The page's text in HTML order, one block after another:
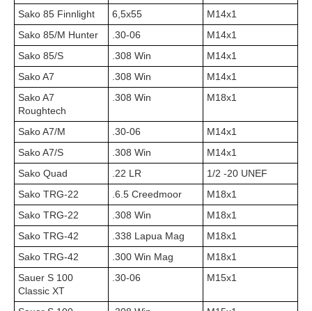
Sako 85 Finnlight 6,5x55
M14x1
Sako 85/M Hunter
.30-06
M14x1
Sako 85/S
.308 Win
M14x1
Sako A7
.308 Win
M14x1
Sako A7
Roughtech
.308 Win М18х1
Sako A7/M .30-06
M14x1
Sako A7/S
.308 Win
M14x1
Sako Quad
.22 LR
1/2 -20 UNEF
Sako TRG-22
.6.5 Creedmoor
M18x1
Sako TRG-22
.308 Win
M18x1
Sako TRG-42
.338 Lapua Mag
M18x1
Sako TRG-42
.300 Win Mag
M18x1
Sauer S 100
Classic XT
.30-06 М15х1